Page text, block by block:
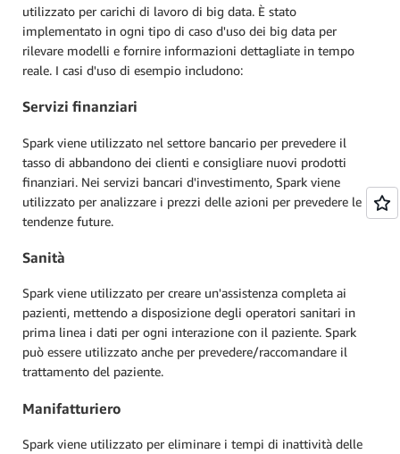
utilizzato per carichi di lavoro di big data. È stato
implementato in ogni tipo di caso d'uso dei big data per
rilevare modelli e fornire informazioni dettagliate in tempo
reale. I casi d'uso di esempio includono:
Servizi finanziari
Spark viene utilizzato nel settore bancario per prevedere il
tasso di abbandono dei clienti e consigliare nuovi prodotti
finanziari. Nei servizi bancari d'investimento, Spark viene
utilizzato per analizzare i prezzi delle azioni per prevedere le
tendenze future.
Sanità
Spark viene utilizzato per creare un'assistenza completa ai
pazienti, mettendo a disposizione degli operatori sanitari in
prima linea i dati per ogni interazione con il paziente. Spark
può essere utilizzato anche per prevedere/raccomandare il
trattamento del paziente.
Manifatturiero
Spark viene utilizzato per eliminare i tempi di inattività delle